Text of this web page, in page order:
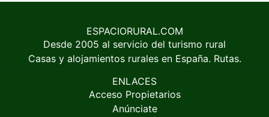
ESPACIORURAL.COM
Desde 2005 al servicio del turismo rural
Casas y alojamientos rurales en España. Rutas.
ENLACES
Acceso Propietarios
Anúnciate